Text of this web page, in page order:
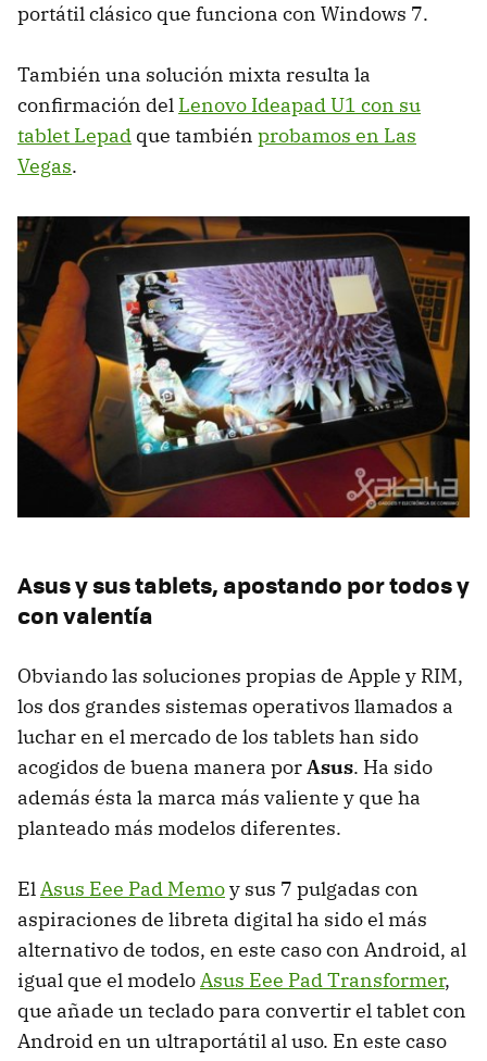
portátil clásico que funciona con Windows 7.
También una solución mixta resulta la
confirmación del Lenovo Ideapad U1 con su
tablet Lepad que también probamos en Las
Vegas.
Asus y sus tablets, apostando por todos y
con valentía
Obviando las soluciones propias de Apple y RIM,
los dos grandes sistemas operativos llamados a
luchar en el mercado de los tablets han sido
acogidos de buena manera por Asus. Ha sido
además ésta la marca más valiente y que ha
planteado más modelos diferentes.
El Asus Eee Pad Memoy sus 7 pulgadas con
aspiraciones de libreta digital ha sido el más
alternativo de todos, en este caso con Android, al
igual que el modelo Asus Eee Pad Transformer,
que añade un teclado para convertir el tablet con
Android en un ultraportátil al uso. En este caso